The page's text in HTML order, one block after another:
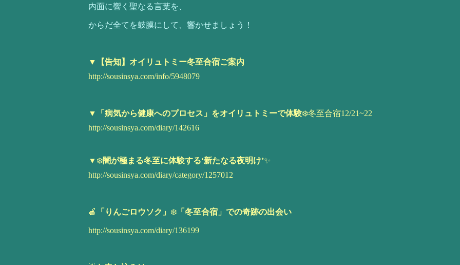
内面に響く聖なる言葉を、
からだ全てを鼓膜にして、響かせましょう！
▼
【告知】オイリュトミー冬至合宿ご案内
http://sousinsya.com/info/5948079
▼「病気から健康へのプロセス」をオイリュトミーで体験❄️冬至合宿12/21~22
http://sousinsya.com/diary/142616
▼ ❄️闇が極まる冬至に体験する‘新たなる夜明け’✨
http://sousinsya.com/diary/category/1257012
🍎 「りんごロウソク」 ❄️ 「冬至合宿」での奇跡の出会い
http://sousinsya.com/diary/136199